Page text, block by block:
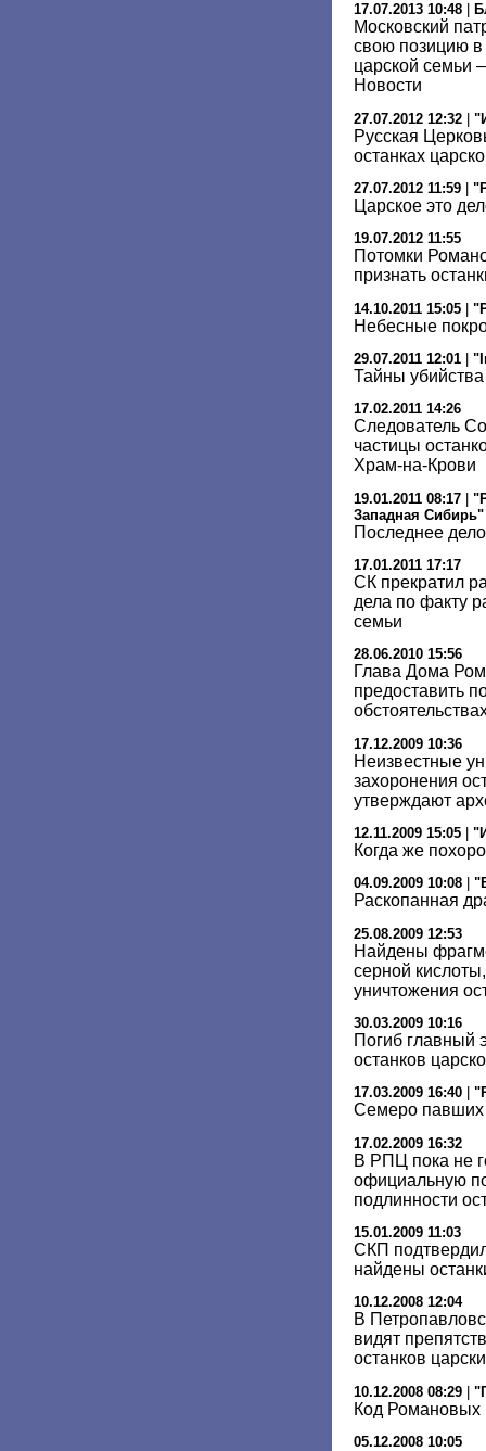
17.07.2013 10:48
Московский
свою позицию в
царской семьи
Новости
27.07.2012 12:32 |
Русская
останках
27.07.2012 11:59
Царское это
19.07.2012 11:55
Потомки
признать
14.10.2011 15:05 |
Небесные
29.07.2011 12:01
Тайны
17.02.2011 14:26
Следователь
частицы
Храм-на-Крови
19.01.2011 08:17 |
Западная Сибирь"
Последнее
17.01.2011 17:17
СК прекратил
дела по факту
семьи
28.06.2010 15:56
Глава Дома
предоставить
17.12.2009 10:36
Неизвестные
захоронения
утверждают
12.11.2009 15:05
Когда же
04.09.2009 10:08
Раскопанная
25.08.2009 12:53
Найдены
серной
уничтожения
30.03.2009 10:16
Погиб главный
останков
17.03.2009 16:40
Семеро павших
17.02.2009 16:32
В РПЦ пока не
официальную
подлинности
15.01.2009 11:03
СКП
найдены
10.12.2008 12:04
В
видят
останков
10.12.2008 08:29 |
Код Романовых
05.12.2008 10:05